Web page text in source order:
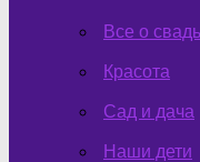
Все о
Красота
Сад и дача
Наши дети